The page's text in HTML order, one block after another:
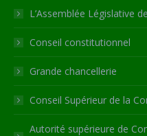
in
new
window
in
new
window
in
new
window
in
new
window
opens
in
new
L’Assemblée Législative
Conseil constitutionnel
Grande chancellerie
Conseil Supérieur de la
Autorité supérieure de